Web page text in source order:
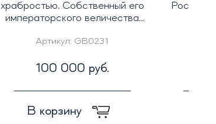
храбростью. Собственный его
императорского величества
Артикул: GB0231
100 000 руб.
В корзину
России